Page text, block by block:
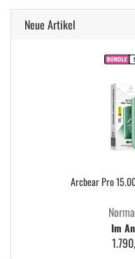
Neue Artikel
Arcbear Pro
Im